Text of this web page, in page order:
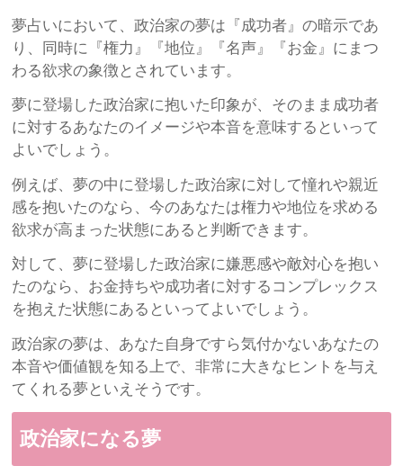
夢占いにおいて、政治家の夢は『成功者』の暗示であ
り、同時に『権力』『地位』『名声』『お金』にまつ
わる欲求の象徴とされています。
夢に登場した政治家に抱いた印象が、そのまま成功者
に対するあなたのイメージや本音を意味するといって
よいでしょう。
例えば、夢の中に登場した政治家に対して憧れや親近
感を抱いたのなら、今のあなたは権力や地位を求める
欲求が高まった状態にあると判断できます。
対して、夢に登場した政治家に嫌悪感や敵対心を抱い
たのなら、お金持ちや成功者に対するコンプレックス
を抱えた状態にあるといってよいでしょう。
政治家の夢は、あなた自身ですら気付かないあなたの
本音や価値観を知る上で、非常に大きなヒントを与え
てくれる夢といえそうです。
政治家になる夢